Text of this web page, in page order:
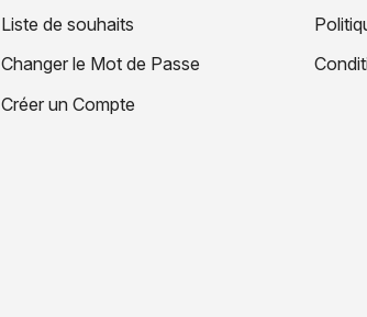
Liste de souhaits
Changer le Mot de Passe
Créer un Compte